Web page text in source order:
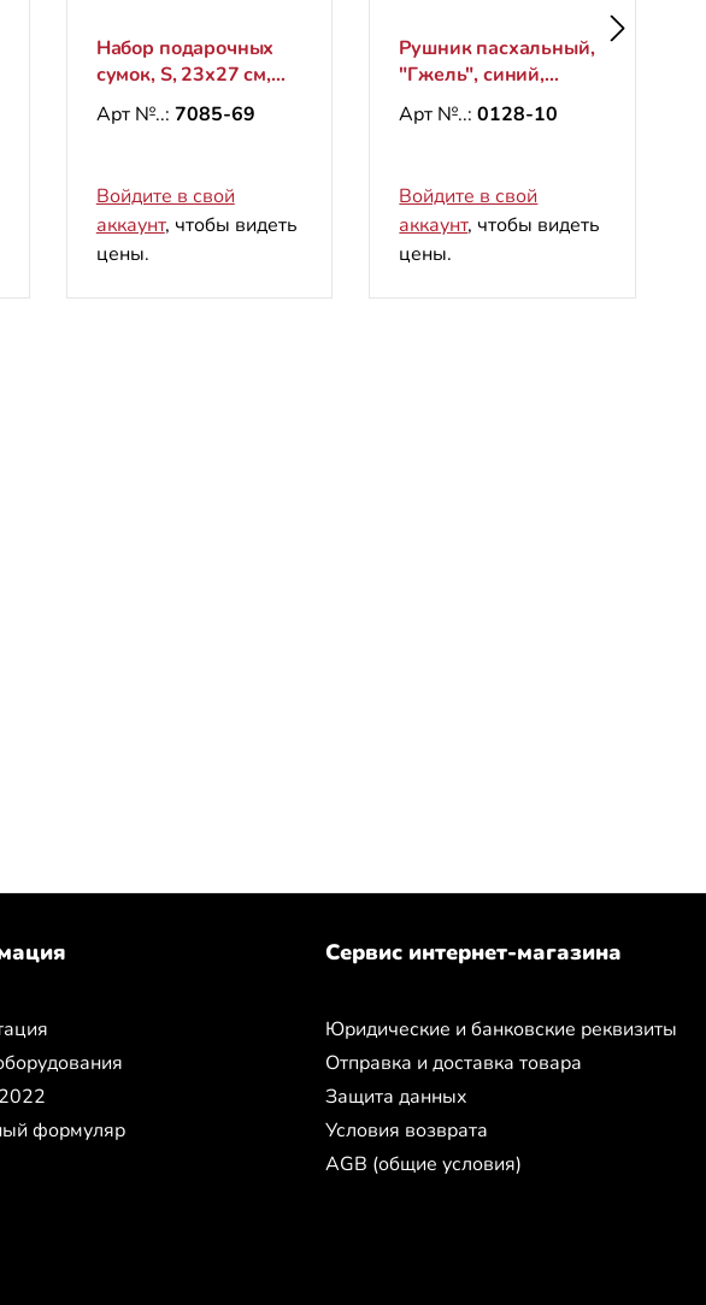
Набор подарочных
сумок, S, 23x27 см,
"Розы и сердечки"
Арт №..: 7085-69
Войдите в свой
аккаунт, чтобы видеть
цены.
Рушник пасхальный,
"Гжель", синий,
120х35 см
Арт №..:0128-10
Войдите в свой
аккаунт, чтобы видеть
цены.
формуляр
Сервис интернет-магазина
Юридические и банковские реквизиты
Отправка и доставка товара
Защита данных
Условия возврата
AGB (общие условия)